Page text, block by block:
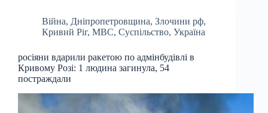
Війна, Дніпропетровщина, Злочини рф,
Кривий Ріг, МВС, Суспільство, Україна
росіяни вдарили ракетою по адмінбудівлі в
Кривому Розі: 1 людина загинула, 54
постраждали